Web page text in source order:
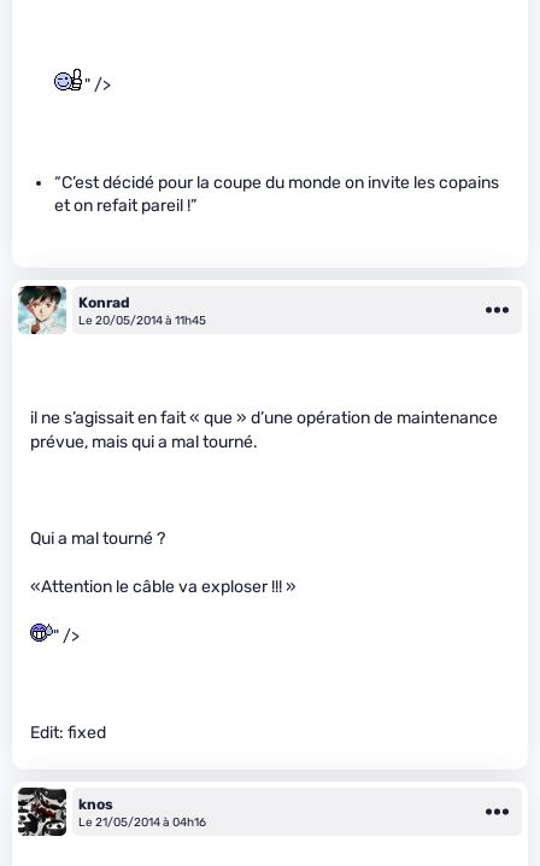
" />
“C’est décidé pour la coupe du monde on invite les copains
et on refait pareil !”
Konrad
Le 20/05/2014 à 11h45
il ne s’agissait en fait « que » d’une opération de maintenance
prévue, mais qui a mal tourné.
Qui a mal tourné ?
«Attention le câble va exploser !!! »
" />
Edit: fixed
knos
Le 21/05/2014 à 04h16